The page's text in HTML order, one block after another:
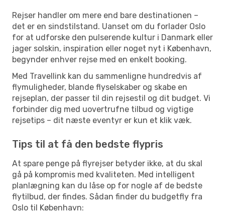
Rejser handler om mere end bare destinationen –
det er en sindstilstand. Uanset om du forlader Oslo
for at udforske den pulserende kultur i Danmark eller
jager solskin, inspiration eller noget nyt i København,
begynder enhver rejse med en enkelt booking.
Med Travellink kan du sammenligne hundredvis af
flymuligheder, blande flyselskaber og skabe en
rejseplan, der passer til din rejsestil og dit budget. Vi
forbinder dig med uovertrufne tilbud og vigtige
rejsetips – dit næste eventyr er kun et klik væk.
Tips til at få den bedste flypris
At spare penge på flyrejser betyder ikke, at du skal
gå på kompromis med kvaliteten. Med intelligent
planlægning kan du låse op for nogle af de bedste
flytilbud, der findes. Sådan finder du budgetfly fra
Oslo til København: